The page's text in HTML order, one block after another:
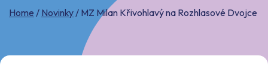
Home / Novinky/ MZ Milan Křivohlavý na Rozhlasové Dvojce